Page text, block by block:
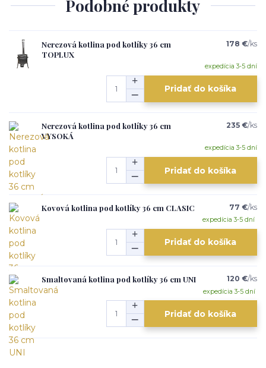
Podobné produkty
Nerezová kotlina pod kotlíky 36 cm
TOPLUX
178 €/ks
expedícia 3-5 dní
Pridať do košíka
Nerezová kotlina pod kotlíky 36 cm
VYSOKÁ
235 €/ks
expedícia 3-5 dní
Pridať do košíka
Kovová kotlina pod kotlíky 36 cm CLASIC 77 €/ks
expedícia 3-5 dní
Pridať do košíka
Smaltovaná kotlina pod kotlíky 36 cm UNI 120 €/ks
expedícia 3-5 dní
Pridať do košíka